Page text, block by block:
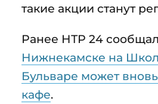
такие акции станут
Ранее НТР 24
Нижнекамске на
Бульваре может
кафе.